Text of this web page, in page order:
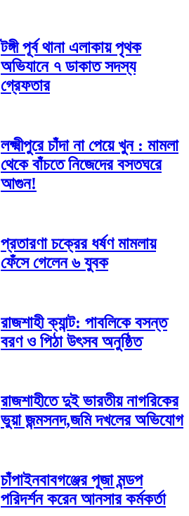
টঙ্গী পূর্ব থানা এলাকায় পৃথক
অভিযানে ৭ ডাকাত সদস্য
গ্রেফতার
লক্ষ্মীপুরে চাঁদা না পেয়ে খুন : মামলা
থেকে বাঁচতে নিজেদের বসতঘরে
আগুন!
প্রতারণা চক্রের ধর্ষণ মামলায়
ফেঁসে গেলেন ৬ যুবক
রাজশাহী ক্যান্ট: পাবলিকে বসন্ত
বরণ ও পিঠা উৎসব অনুষ্ঠিত
রাজশাহীতে দুই ভারতীয় নাগরিকের
ভুয়া জন্মসনদ,জমি দখলের অভিযোগ
চাঁপাইনবাবগঞ্জের পূজা মন্ডপ
পরিদর্শন করেন আনসার কর্মকর্তা